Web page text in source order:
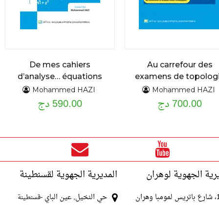
Au carrefour des
examens de
problèmes et
exercices résolus
Mohammed HAZI
700.00 دج
De mes cahiers
d’analyse… équations
différentielles
ordinaires du premier
et second ordre :
applications cours
détaillé et exercices
résolus
Mohammed HAZI
590.00 دج
الجهوية لوهران المديرية الجهوية لقسنطينة
حي النخيل, عين الباي -قسنطينة